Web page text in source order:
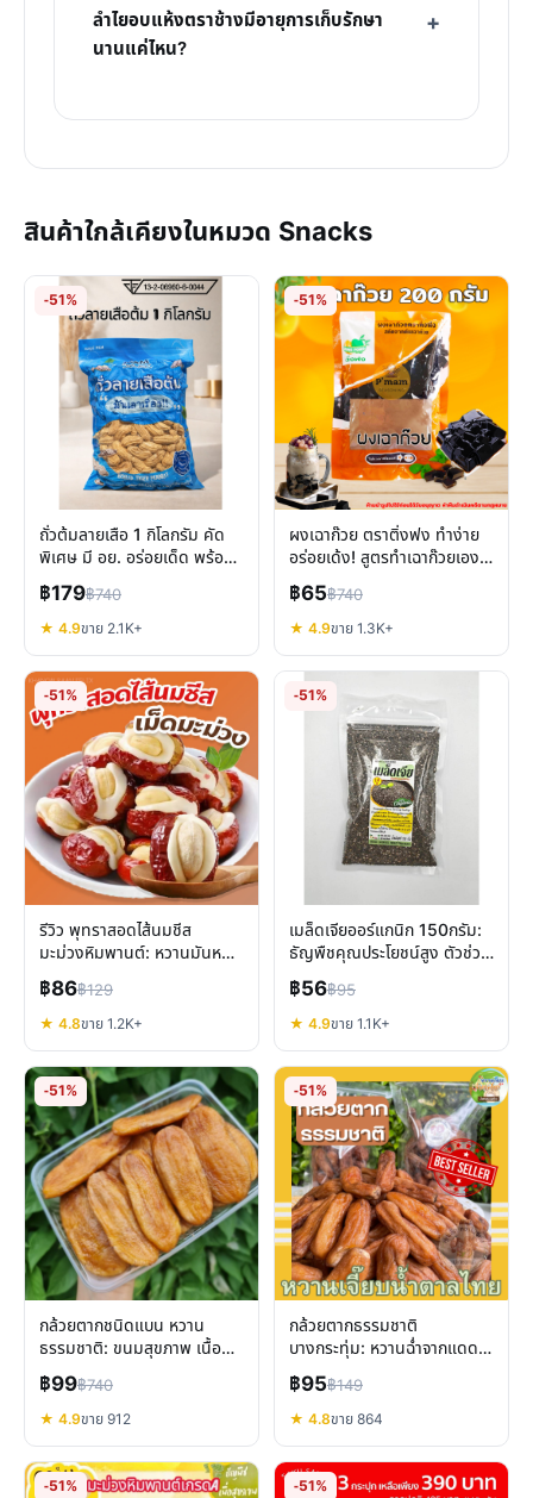
ลำไยอบแห้งตราช้างมีอายุการเก็บรักษา
นานแค่ไหน?
สินค้าใกล้เคียงในหมวด Snacks
-51%
ถั่วต้มลายเสือ 1 กิโลกรัม คัด
พิเศษ มี อย. อร่อยเด็ด พร้อม
ทานทันที
฿179฿740
★ 4.9ขาย 2.1K+
-51%
ผงเฉาก๊วย ตราติ่งฟง ทำง่าย
อร่อยเด้ง! สูตรทำเฉาก๊วยเองที่
บ้าน
฿65฿740
★ 4.9ขาย 1.3K+
-51%
รีวิว พุทราสอดไส้นมชีส
มะม่วงหิมพานต์: หวานมันหนึบ
เคี้ยวเพลิน
฿86฿129
★ 4.8ขาย 1.2K+
-51%
เมล็ดเจียออร์แกนิก 150กรัม:
ธัญพืชคุณประโยชน์สูง ตัวช่วย
สุขภาพดี
฿56฿95
★ 4.9ขาย 1.1K+
-51%
กล้วยตากชนิดแบน หวาน
ธรรมชาติ: ขนมสุขภาพ เนื้อนุ่ม
ทานง่าย พร้อมส่ง
฿99฿740
★ 4.9ขาย 912
-51%
กล้วยตากธรรมชาติ
บางกระทุ่ม: หวานฉ่ำจากแดด
ประโยชน์เต็มคำ
฿95฿149
★ 4.8ขาย 864
-51% -51%